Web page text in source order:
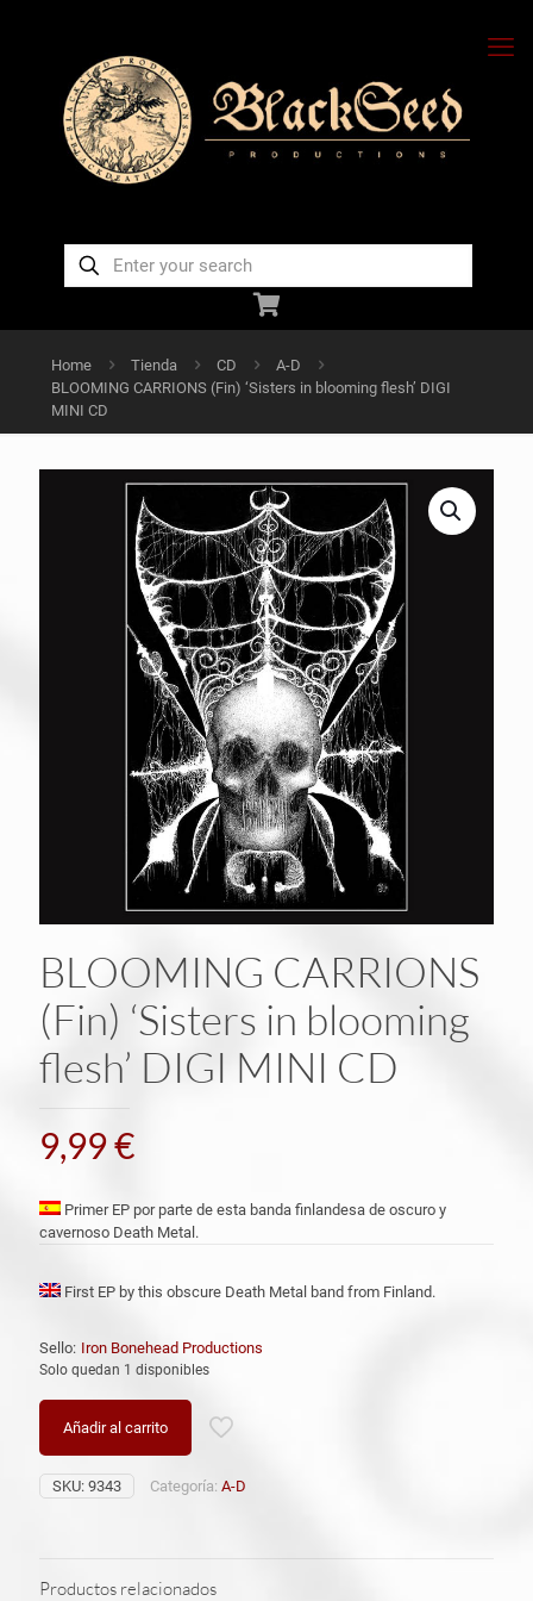
Home Tienda CD
A-D
BLOOMING CARRIONS (Fin) ‘Sisters in blooming flesh’ DIGI
MINI CD
BLOOMING CARRIONS
(Fin) ‘Sisters in blooming
flesh’ DIGI MINI CD
9,99€
Primer EP por parte de esta banda finlandesa de oscuro y
cavernoso Death Metal.
First EP by this obscure Death Metal band from Finland.
Sello: Iron Bonehead Productions
Solo quedan 1 disponibles
Añadir al carrito
SKU: 9343 Categoría: A-D
Productos relacionados